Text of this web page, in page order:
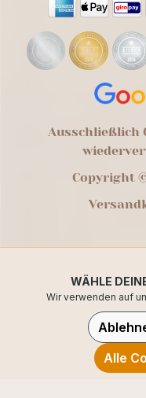
Ausschließlich
Copyright
WÄHLE
Wir verwenden auf
Alle